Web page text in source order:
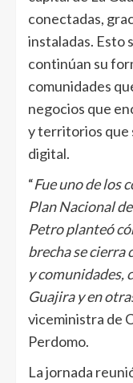
conectadas,
instaladas. Esto
continúan su
comunidades
negocios que
y territorios que
digital.
“Fue uno de los
Plan Nacional
Petro planteó
brecha se cierra
y comunidades,
Guajira y en
viceministra de
Perdomo.
La jornada